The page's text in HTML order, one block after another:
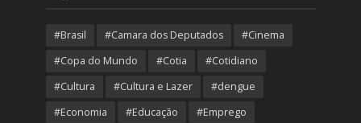
#Brasil #Camara dos Deputados
#Cinema
#Copa do Mundo
#Cotia
#Cotidiano
#Cultura
#Cultura e Lazer
#dengue
#Economia
#Educação
#Emprego